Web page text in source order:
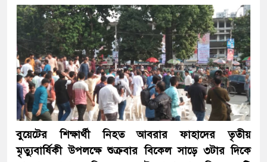
বুয়েটের শিক্ষার্থী নিহত আবরার ফাহাদের তৃতীয়
মৃত্যুবার্ষিকী উপলক্ষে শুক্রবার বিকেল সাড়ে ৩টার দিকে